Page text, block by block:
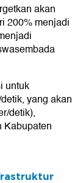
akan
200% menjadi
untuk
yang akan
detik),
Kabupaten